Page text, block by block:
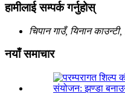
हामीलाई सम्पर्क गर्नुहोस्
चिपान गाउँ, यिनान
नयाँ समाचार